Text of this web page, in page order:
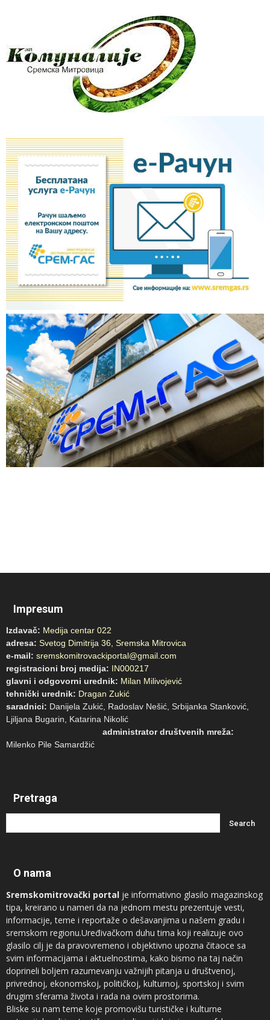
Impresum
Izdavač: Medija centar 022
adresa: Svetog Dimitrija 36, Sremska Mitrovica
e-mail: sremskomitrovackiportal@gmail.com
registracioni broj medija: IN000217
glavni i odgovorni urednik: Milan Milivojević
tehnički urednik: Dragan Zukić
saradnici: Danijela Zukić, Radoslav Nešić, Srbijanka Stanković,
Ljiljana Bugarin, Katarina Nikolić
administrator društvenih mreža:
Milenko Pile Samardžić
Pretraga
O nama
Sremskomitrovački portal je informativno glasilo magazinskog
tipa, kreirano u nameri da na jednom mestu prezentuje vesti,
informacije, teme i reportaže o dešavanjima u našem gradu i
sremskom regionu.Uređivačkom duhu tima koji realizuje ovo
glasilo cilj je da pravovremeno i objektivno upozna čitaoce sa
svim informacijama i aktuelnostima, kako bismo na taj način
doprineli boljem razumevanju važnijih pitanja u društvenoj,
privrednoj, ekonomskoj, političkoj, kulturnoj, sportskoj i svim
drugim sferama života i rada na ovim prostorima.
Bliske su nam teme koje promovišu turističke i kulturne